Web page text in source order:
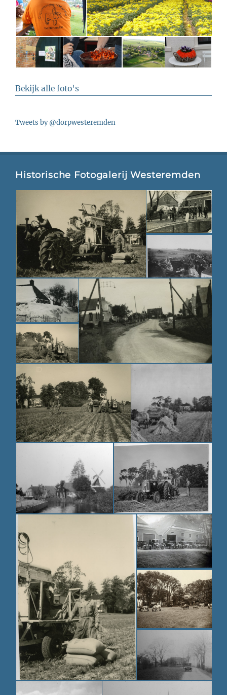
Bekijk alle foto's
Tweets by @dorpwesteremden
Historische Fotogalerij Westeremden